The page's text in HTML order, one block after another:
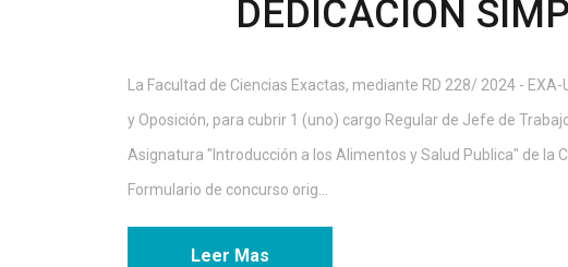
DEDICACIÓN
La Facultad de Ciencias Exactas, mediante RD 228/ 2024 -
y Oposición, para cubrir 1 (uno) cargo Regular de Jefe de
Asignatura "lntroducción a los Alimentos y Salud Publica" de la
Formulario de concurso orig...
Leer Mas